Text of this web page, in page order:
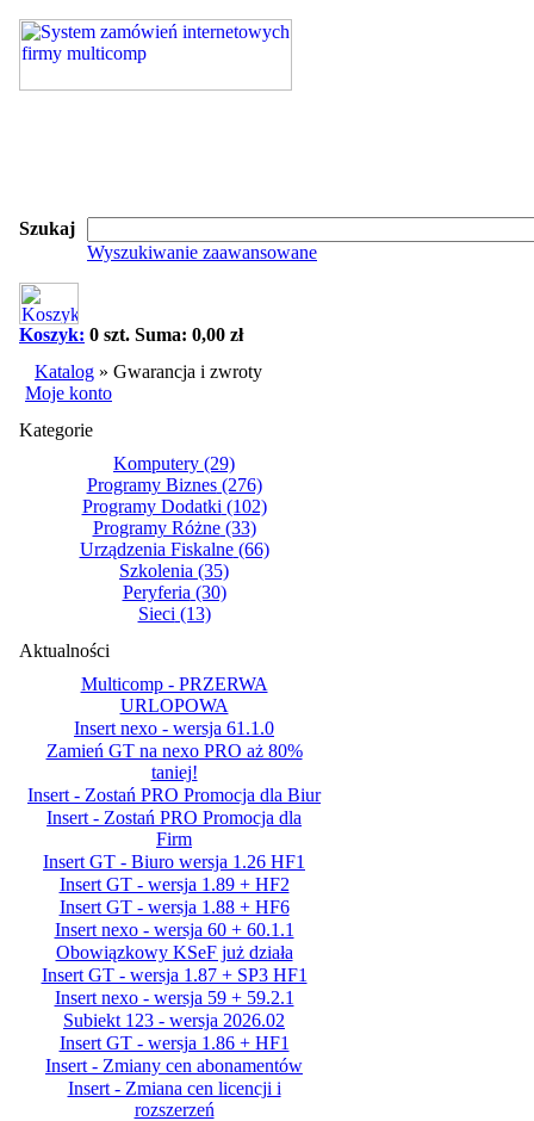
Szukaj
Wyszukiwanie zaawansowane
Koszyk: 0 szt. Suma: 0,00 zł
Katalog » Gwarancja i zwroty
Moje konto
Kategorie
Komputery (29)
Programy Biznes(276)
Programy Dodatki (102)
Programy Różne(33)
Urządzenia Fiskalne(66)
Szkolenia (35)
Peryferia (30)
Sieci (13)
Aktualności
Multicomp - PRZERWA
URLOPOWA
Insert nexo - wersja 61.1.0
Zamień GT na nexo PRO aż 80%
taniej!
Insert - Zostań PRO Promocja dla Biur
Insert - Zostań PRO Promocja dla
Firm
Insert GT - Biuro wersja 1.26 HF1
Insert GT - wersja 1.89 + HF2
Insert GT - wersja 1.88 + HF6
Insert nexo - wersja 60 + 60.1.1
Obowiązkowy KSeF już działa
Insert GT - wersja 1.87 + SP3 HF1
Insert nexo - wersja 59 + 59.2.1
Subiekt 123 - wersja 2026.02
Insert GT - wersja 1.86 + HF1
Insert - Zmiany cen abonamentów
Insert - Zmiana cen licencji i
rozszerzeń